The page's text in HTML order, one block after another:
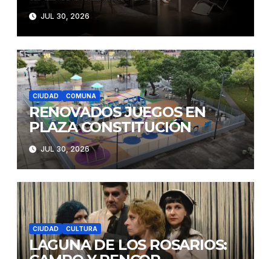
JUL 30, 2026
CIUDAD COMUNA
RENOVADOS JUEGOS EN
PLAZA CONSTITUCIÓN
JUL 30, 2026
CIUDAD CULTURA
LAGUNA DE LOS ROSARIOS: